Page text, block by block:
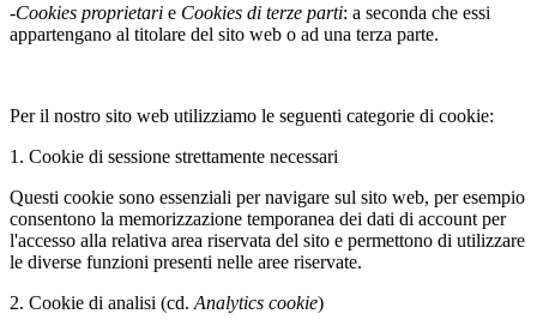
-Cookies proprietari e Cookies di terze parti: a seconda che essi
appartengano al titolare del sito web o ad una terza parte.
Per il nostro sito web utilizziamo le seguenti categorie di cookie:
1. Cookie di sessione strettamente necessari
Questi cookie sono essenziali per navigare sul sito web, per esempio
consentono la memorizzazione temporanea dei dati di account per
l'accesso alla relativa area riservata del sito e permettono di utilizzare
le diverse funzioni presenti nelle aree riservate.
2. Cookie di analisi (cd. Analytics cookie)